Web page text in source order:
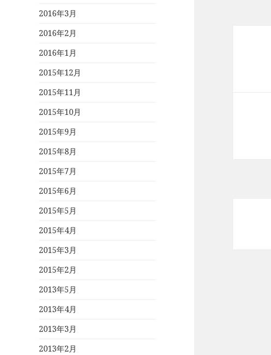
2016年3月
2016年2月
2016年1月
2015年12月
2015年11月
2015年10月
2015年9月
2015年8月
2015年7月
2015年6月
2015年5月
2015年4月
2015年3月
2015年2月
2013年5月
2013年4月
2013年3月
2013年2月